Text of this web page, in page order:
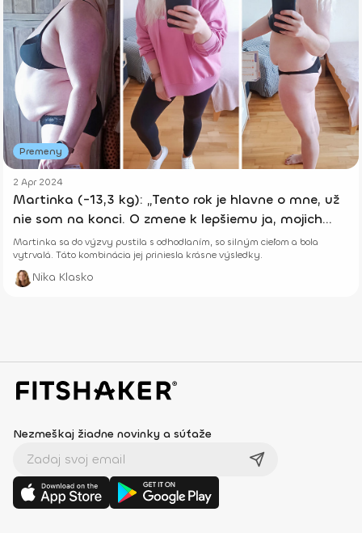
Premeny
2 Apr 2024
Martinka (-13,3 kg): „Tento rok je hlavne o mne, už
nie som na konci. O zmene k lepšiemu ja, mojich
aktivitách, snoch a cieľoch.“
Martinka sa do výzvy pustila s odhodlaním, so silným cieľom a bola
vytrvalá. Táto kombinácia jej priniesla krásne výsledky.
Nika Klasko
Nezmeškaj žiadne novinky a súťaže